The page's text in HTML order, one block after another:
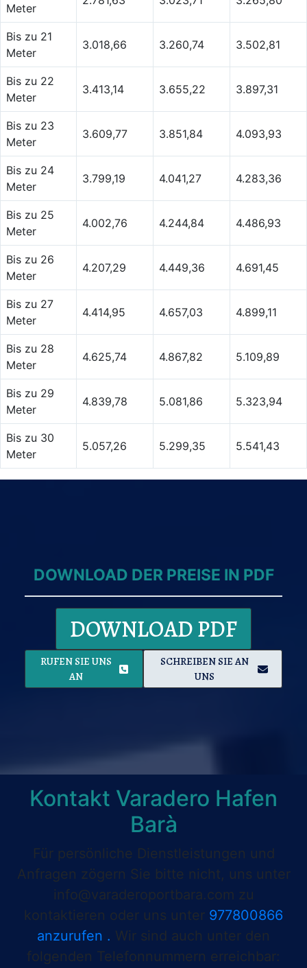
Meter
Bis zu 21
Meter
3.018,66 3.260,74 3.502,81
Bis zu 22
Meter
3.413,14 3.655,22 3.897,31
Bis zu 23
Meter
3.609,77 3.851,84 4.093,93
Bis zu 24
Meter
3.799,19 4.041,27 4.283,36
Bis zu 25
Meter
4.002,76 4.244,84 4.486,93
Bis zu 26
Meter
4.207,29 4.449,36 4.691,45
Bis zu 27
Meter
4.414,95 4.657,03 4.899,11
Bis zu 28
Meter
4.625,74 4.867,82 5.109,89
Bis zu 29
Meter
4.839,78 5.081,86 5.323,94
Bis zu 30
Meter
5.057,26 5.299,35 5.541,43
DOWNLOAD DER PREISE IN PDF
DOWNLOAD PDF
RUFEN SIE UNS
AN
SCHREIBEN SIE AN
UNS
Kontakt Varadero Hafen
Barà
Für persönliche Dienstleistungen und
Anfragen zögern Sie bitte nicht, uns unter
info@varaderoportbara.com zu
kontaktieren oder uns unter 977800866
anzurufen . Wir sind auch unter den
folgenden Telefonnummern erreichbar: